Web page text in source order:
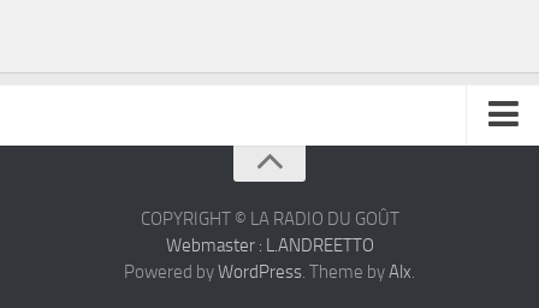
COPYRIGHT © LA RADIO DU GOÛT
Webmaster : L.ANDREETTO
Powered byWordPress. Theme byAlx.